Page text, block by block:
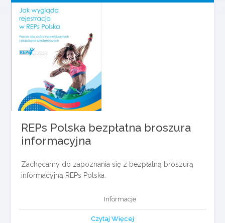
REPs Polska bezpłatna broszura
informacyjna
Zachęcamy do zapoznania się z bezpłatną broszurą
informacyjną REPs Polska.
Informacje
Czytaj Więcej